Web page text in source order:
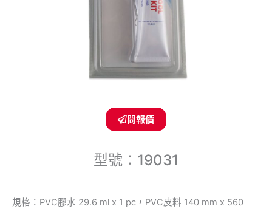
問報價
型號：19031
規格：PVC膠水 29.6 ml x 1 pc，PVC皮料 140 mm x 560